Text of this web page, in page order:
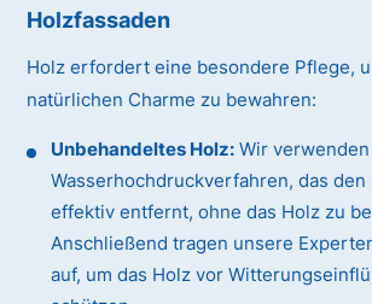
Holzfassaden
Holz erfordert eine besondere Pflege,
natürlichen Charme zu bewahren:
Unbehandeltes Holz: Wir
Wasserhochdruckverfahren, das den
effektiv entfernt, ohne das Holz zu
Anschließend tragen unsere
auf, um das Holz vor